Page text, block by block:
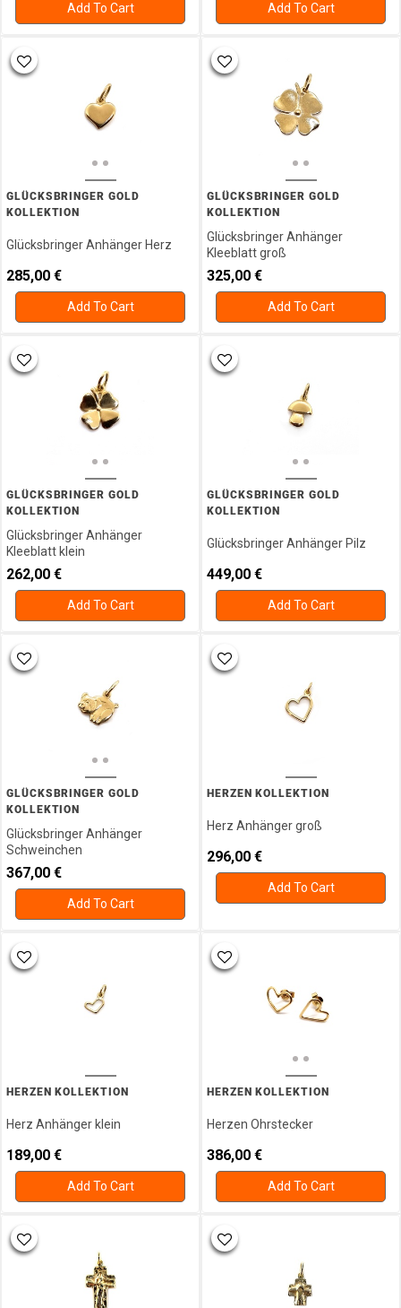
Add To Cart Add To Cart
GLÜCKSBRINGER GOLD
KOLLEKTION
Glücksbringer Anhänger Herz
285,00 €
Add To Cart
GLÜCKSBRINGER GOLD
KOLLEKTION
Glücksbringer Anhänger
Kleeblatt groß
325,00 €
Add To Cart
GLÜCKSBRINGER GOLD
KOLLEKTION
Glücksbringer Anhänger
Kleeblatt klein
262,00 €
Add To Cart
GLÜCKSBRINGER GOLD
KOLLEKTION
Glücksbringer Anhänger Pilz
449,00 €
Add To Cart
GLÜCKSBRINGER GOLD
KOLLEKTION
Glücksbringer Anhänger
Schweinchen
367,00 €
Add To Cart
HERZEN KOLLEKTION
Herz Anhänger groß
296,00 €
Add To Cart
HERZEN KOLLEKTION
Herz Anhänger klein
189,00 €
Add To Cart
HERZEN KOLLEKTION
Herzen Ohrstecker
386,00 €
Add To Cart